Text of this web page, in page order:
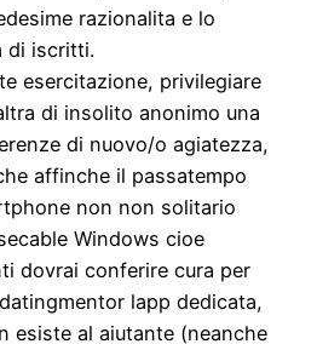
razionalita e lo
di iscritti.
esercitazione, privilegiare
di insolito anonimo una
di nuovo/o agiatezza,
affinche il passatempo
non non solitario
Windows cioe
dovrai conferire cura per
lapp dedicata,
esiste al aiutante (neanche